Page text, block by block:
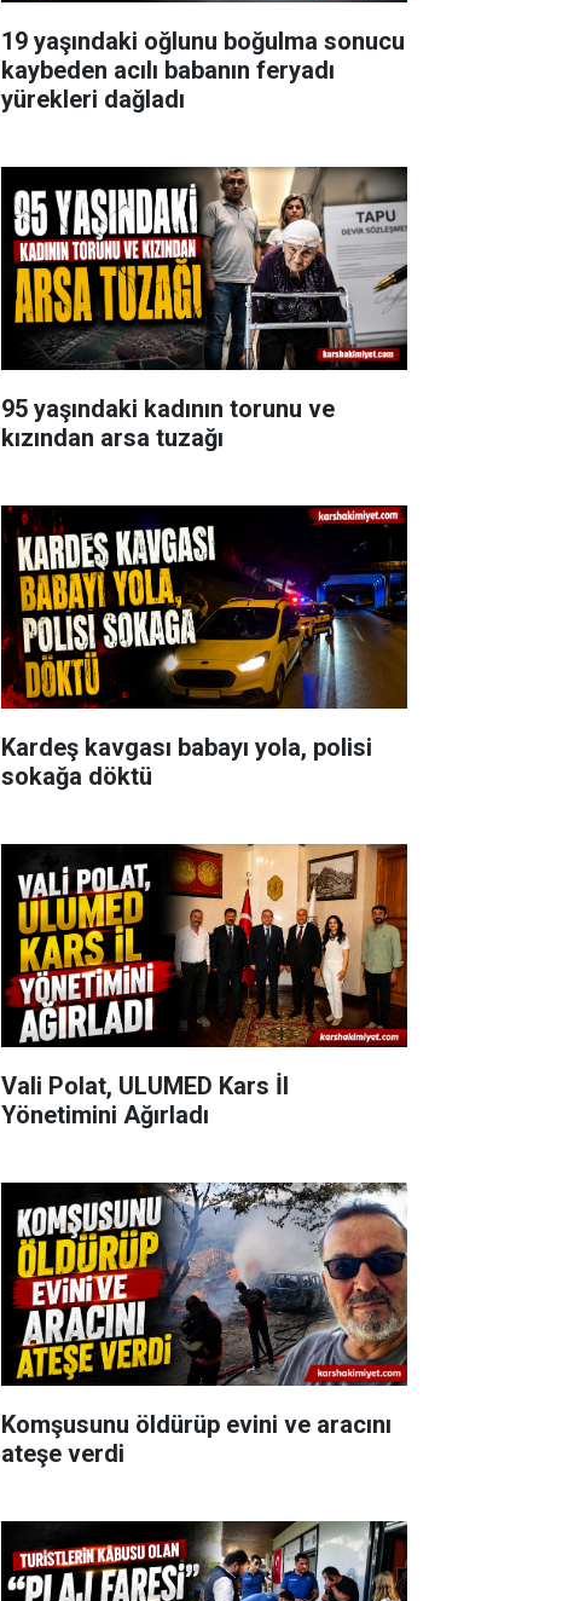
19 yaşındaki oğlunu boğulma sonucu
kaybeden acılı babanın feryadı
yürekleri dağladı
95 yaşındaki kadının torunu ve
kızından arsa tuzağı
Kardeş kavgası babayı yola, polisi
sokağa döktü
Vali Polat, ULUMED Kars İl
Yönetimini Ağırladı
Komşusunu öldürüp evini ve aracını
ateşe verdi